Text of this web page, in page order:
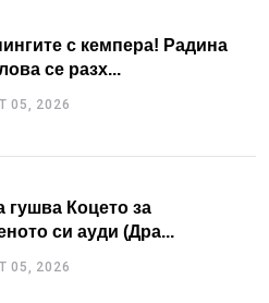
с кемпера! Радина
се разх...
05, 2026
гушва Коцето за
си ауди (Дра...
05, 2026